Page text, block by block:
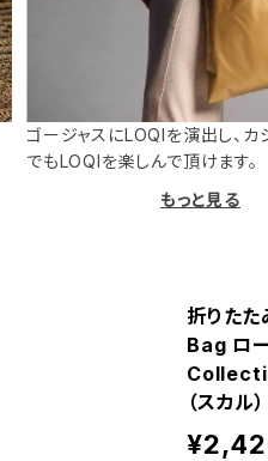
ゴージャスにLOQIを演出し、カ
でもLOQIを楽しんで頂けます。
もっと見る
折りた
Bag ロ
（スカル）